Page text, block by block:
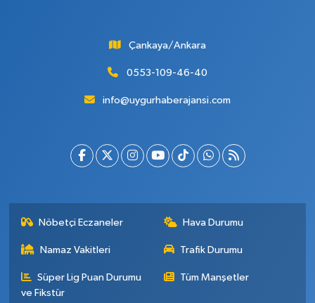
Çankaya/Ankara
0553-109-46-40
info@uygurhaberajansi.com
Nöbetçi Eczaneler Hava Durumu
Namaz Vakitleri Trafik Durumu
Süper Lig Puan Durumu
ve Fikstür
Tüm Manşetler